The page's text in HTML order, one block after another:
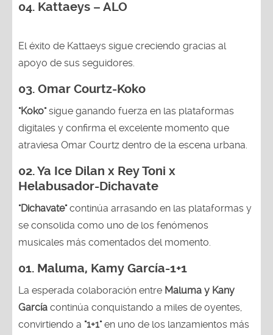
04. Kattaeys – ALO
El éxito de Kattaeys sigue creciendo gracias al
apoyo de sus seguidores.
03. Omar Courtz-Koko
"Koko"sigue ganando fuerza en las plataformas
digitales y confirma el excelente momento que
atraviesa Omar Courtz dentro de la escena urbana.
02.Ya Ice Dilan x Rey Toni x
Helabusador-Dichavate
"Dichavate"continúa arrasando en las plataformas y
se consolida como uno de los fenómenos
musicales más comentados del momento.
01. Maluma, Kamy García-1+1
La esperada colaboración entre Maluma y Kany
García continúa conquistando a miles de oyentes,
convirtiendo a "1+1"en uno de los lanzamientos más